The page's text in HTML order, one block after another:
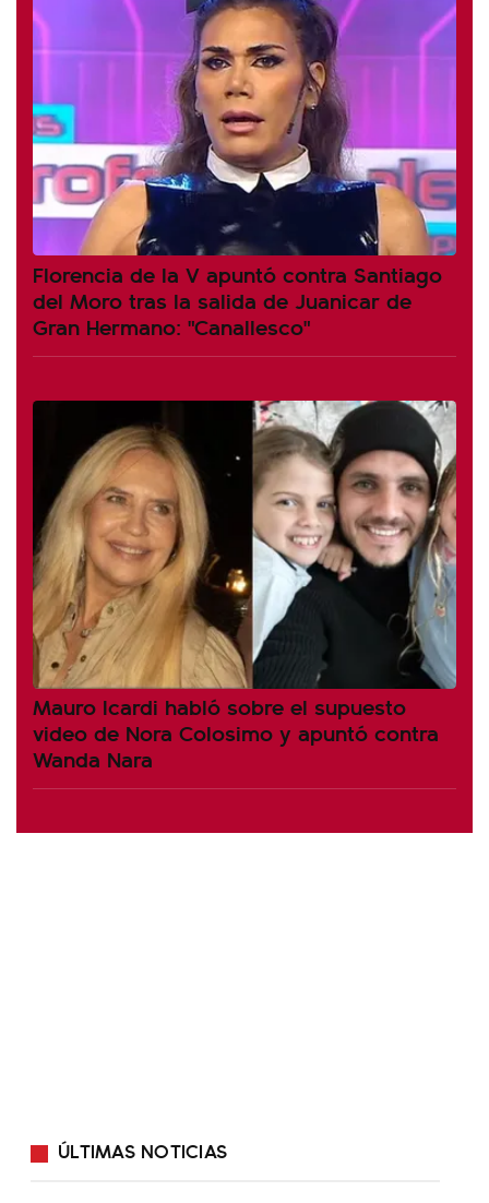
Florencia de la V apuntó contra Santiago
del Moro tras la salida de Juanicar de
Gran Hermano: "Canallesco"
Mauro Icardi habló sobre el supuesto
video de Nora Colosimo y apuntó contra
Wanda Nara
ÚLTIMAS NOTICIAS